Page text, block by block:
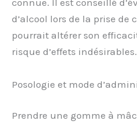
connue. Il est conseillé
d’alcool lors de la prise de
pourrait altérer son
risque d’effets indésirables.
Posologie et mode
Prendre une gomme à